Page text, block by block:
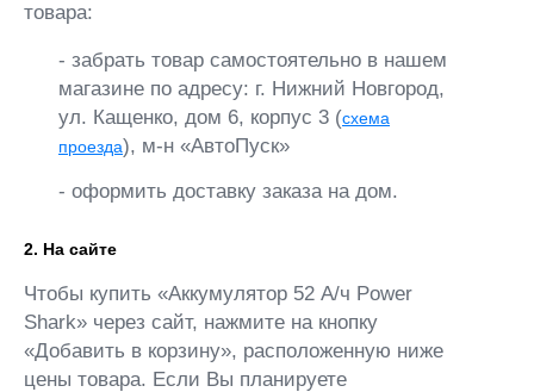
товара:
- забрать товар самостоятельно в нашем
магазине по адресу: г. Нижний Новгород,
ул. Кащенко, дом 6, корпус 3 (схема
проезда), м-н «АвтоПуск»
- оформить доставку заказа на дом.
2. На сайте
Чтобы купить «Аккумулятор 52 А/ч Power
Shark» через сайт, нажмите на кнопку
«Добавить в корзину», расположенную ниже
цены товара. Если Вы планируете